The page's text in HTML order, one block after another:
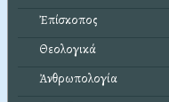
Ἐπίσκοπος
Θεολογικά
Ἀνθρωπολογία